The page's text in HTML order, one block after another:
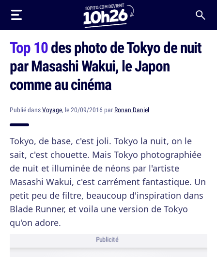
Top 10des photo de Tokyo de nuit
par Masashi Wakui, le Japon
comme au cinéma
Publié dansVoyage, le 20/09/2016 par Ronan Daniel
Tokyo, de base, c'est joli. Tokyo la nuit, on le
sait, c'est chouette. Mais Tokyo photographiée
de nuit et illuminée de néons par l'artiste
Masashi Wakui, c'est carrément fantastique. Un
petit peu de filtre, beaucoup d'inspiration dans
Blade Runner, et voila une version de Tokyo
qu'on adore.
Publicité